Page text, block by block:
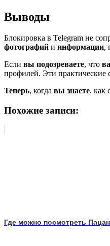
Выводы
Блокировка в Telegram не
фотографий и информации,
Если вы подозреваете, что
профилей. Эти практические
Теперь, когда вы знаете, как
Похожие записи:
Где можно посмотреть